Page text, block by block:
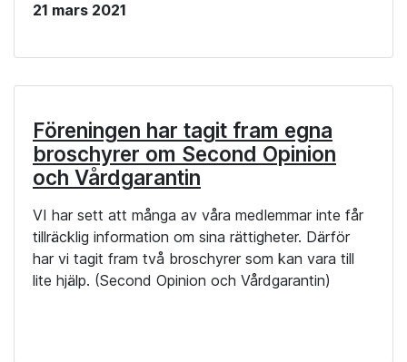
21 mars 2021
Föreningen har tagit fram egna
broschyrer om Second Opinion
och Vårdgarantin
VI har sett att många av våra medlemmar inte får
tillräcklig information om sina rättigheter. Därför
har vi tagit fram två broschyrer som kan vara till
lite hjälp. (Second Opinion och Vårdgarantin)